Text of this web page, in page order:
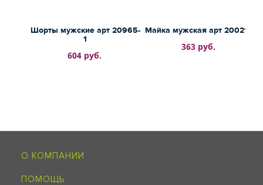
Шорты мужские арт 20965-
1
604 руб.
Майка мужская арт 20021-1
363 руб.
О КОМПАНИИ
ПОМОЩЬ